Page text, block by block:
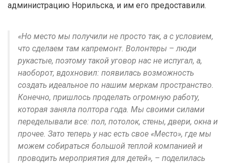
администрацию Норильска, и им его предоставили.
«Но место мы получили не просто так, а с условием,
что сделаем там капремонт. Волонтеры – люди
рукастые, поэтому такой уговор нас не испугал, а,
наоборот, вдохновил: появилась возможность
создать идеальное по нашим меркам пространство.
Конечно, пришлось проделать огромную работу,
которая заняла полтора года. Мы своими силами
переделывали все: пол, потолок, стены, двери, окна и
прочее. Зато теперь у нас есть свое «Место», где мы
можем собираться большой теплой компанией и
проводить мероприятия для детей», – поделилась